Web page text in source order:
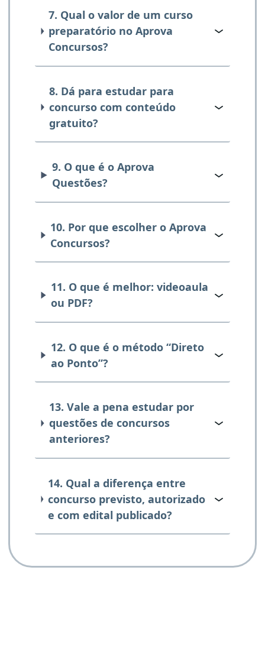
7. Qual o valor de um curso
preparatório no Aprova
Concursos?
8. Dá para estudar para
concurso com conteúdo
gratuito?
9. O que é o Aprova
Questões?
10. Por que escolher o Aprova
Concursos?
11. O que é melhor: videoaula
ou PDF?
12. O que é o método “Direto
ao Ponto”?
13. Vale a pena estudar por
questões de concursos
anteriores?
14. Qual a diferença entre
concurso previsto, autorizado
e com edital publicado?